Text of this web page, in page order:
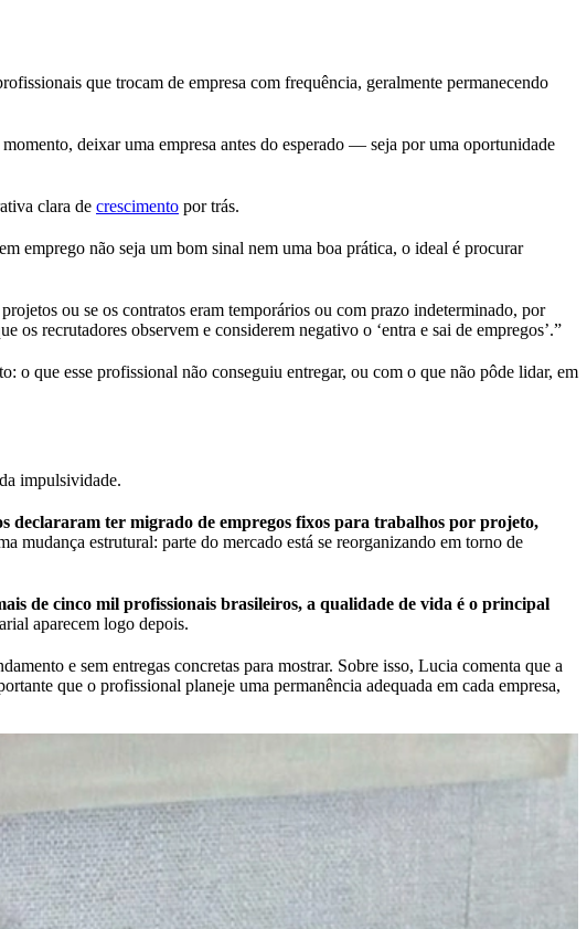
que trocam de empresa com frequência, geralmente permanecendo
deixar uma empresa antes do esperado — seja por uma oportunidade
clara de crescimento por trás.
emprego não seja um bom sinal nem uma boa prática, o ideal é procurar
ou se os contratos eram temporários ou com prazo indeterminado, por
recrutadores observem e considerem negativo o ‘entra e sai de empregos’.”
o que esse profissional não conseguiu entregar, ou com o que não pôde lidar, em
impulsividade.
declararam ter migrado de empregos fixos para trabalhos por projeto,
mudança estrutural: parte do mercado está se reorganizando em torno de
de cinco mil profissionais brasileiros, a qualidade de vida é o principal
aparecem logo depois.
e sem entregas concretas para mostrar. Sobre isso, Lucia comenta que a
que o profissional planeje uma permanência adequada em cada empresa,